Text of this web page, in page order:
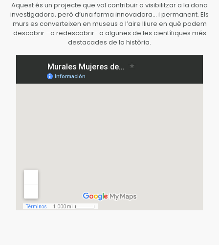
Aquest és un projecte que vol contribuir a visibilitzar a la dona
investigadora, però d’una forma innovadora… i permanent. Els
murs es converteixen en museus a l’aire lliure en què podem
descobrir –o redescobrir- a algunes de les científiques més
destacades de la història.